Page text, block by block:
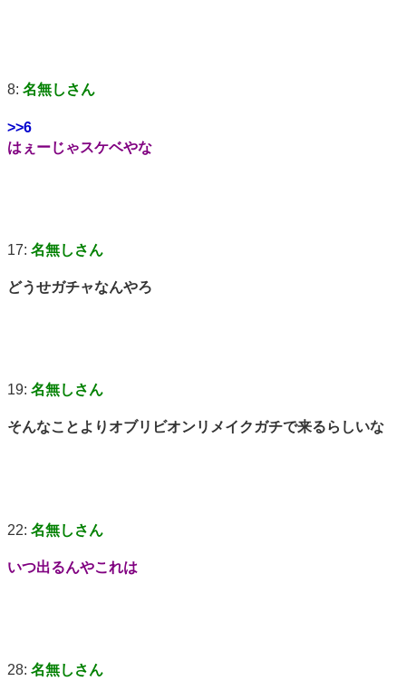
8: 名無しさん
>>6
はぇーじゃスケベやな
17: 名無しさん
どうせガチャなんやろ
19: 名無しさん
そんなことよりオブリビオンリメイクガチで来るらしいな
22: 名無しさん
いつ出るんやこれは
28: 名無しさん